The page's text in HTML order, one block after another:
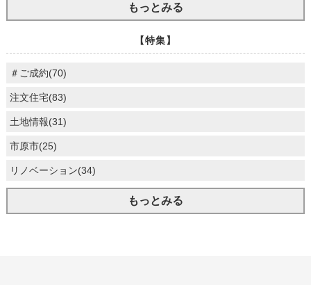
もっとみる
【特集】
＃ご成約(70)
注文住宅(83)
土地情報(31)
市原市(25)
リノベーション(34)
もっとみる